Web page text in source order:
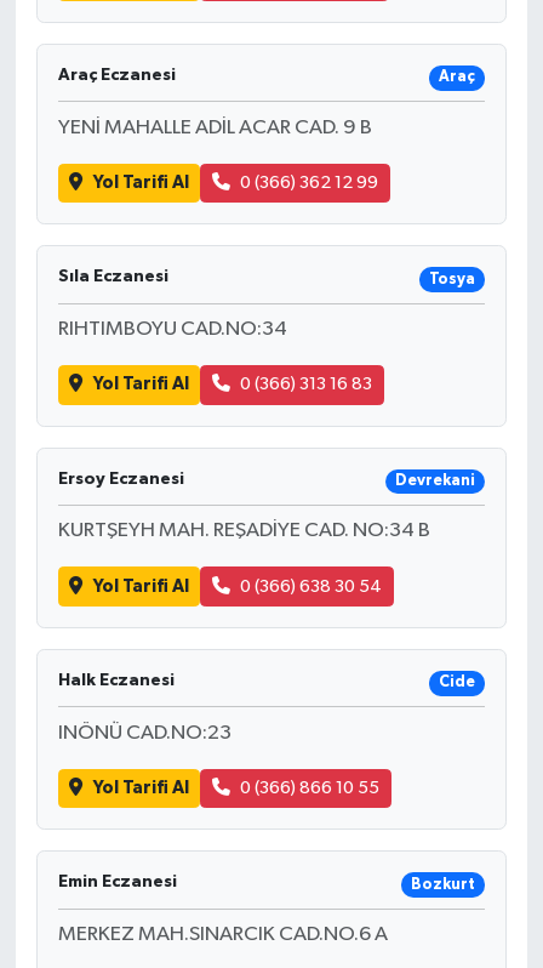
Araç Eczanesi Araç
YENİ MAHALLE ADİL ACAR CAD. 9 B
Yol Tarifi Al 0 (366) 362 12 99
Sıla Eczanesi Tosya
RIHTIMBOYU CAD.NO:34
Yol Tarifi Al 0 (366) 313 16 83
Ersoy Eczanesi Devrekani
KURTŞEYH MAH. REŞADİYE CAD. NO:34 B
Yol Tarifi Al 0 (366) 638 30 54
Halk Eczanesi Cide
INÖNÜ CAD.NO:23
Yol Tarifi Al 0 (366) 866 10 55
Emin Eczanesi Bozkurt
MERKEZ MAH.SINARCIK CAD.NO.6 A